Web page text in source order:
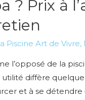
? Prix à
Piscine Art de Vivre,
l’opposé de la
diffère
et à se